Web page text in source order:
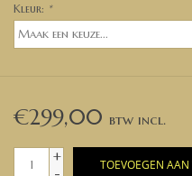
Kleur: *
€299,00
+
TOEVOEGEN